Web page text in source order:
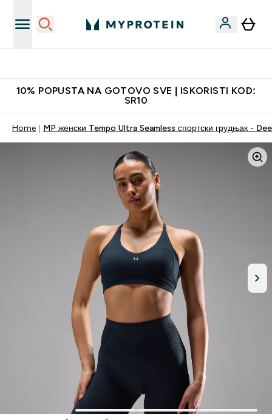
10% POPUSTA NA GOTOVO SVE | ISKORISTI KOD:
SR10
Home MP женски Tempo Ultra Seamless спортски грудњак -